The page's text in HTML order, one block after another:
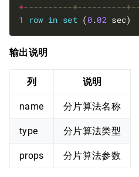
+
1
row in set ( 0.02
输出说明
列 说明
name 分片算法名称
type 分片算法类型
props 分片算法参数